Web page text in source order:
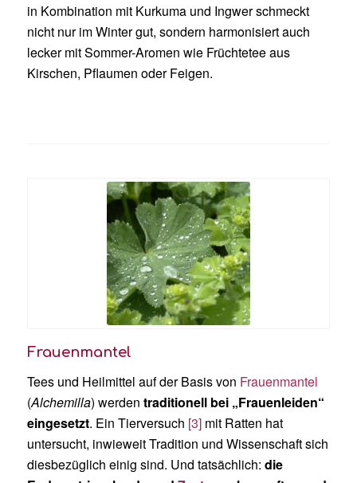
in Kombination mit Kurkuma und Ingwer schmeckt
nicht nur im Winter gut, sondern harmonisiert auch
lecker mit Sommer-Aromen wie Früchtetee aus
Kirschen, Pflaumen oder Feigen.
Frauenmantel
Tees und Heilmittel auf der Basis von Frauenmantel
(Alchemilla) werden traditionell bei „Frauenleiden“
eingesetzt. Ein Tierversuch [3]mit Ratten hat
untersucht, inwieweit Tradition und Wissenschaft sich
diesbezüglich einig sind. Und tatsächlich: die